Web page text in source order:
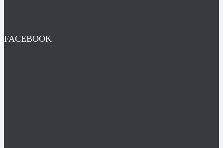
FACEBOOK